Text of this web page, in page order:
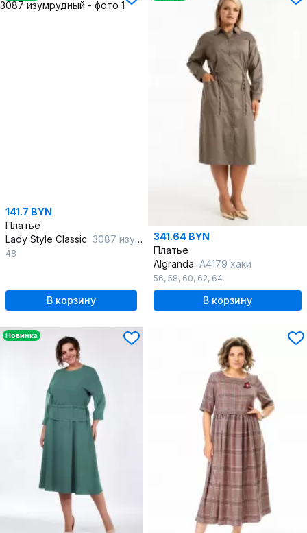
141.7 BYN
Платье
Lady Style Classic 3087 изумрудный
48
В корзину
341.64 BYN
Платье
Algranda А4179 хаки
56, 58, 60, 62, 64
В корзину
Новинка